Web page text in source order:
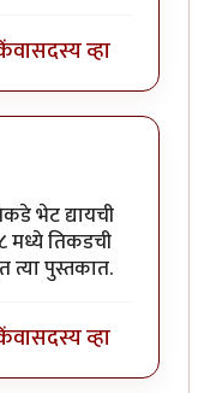
सदस्य व्हा
भेट द्यायची
मध्ये तिकडची
त्या पुस्तकात.
सदस्य व्हा